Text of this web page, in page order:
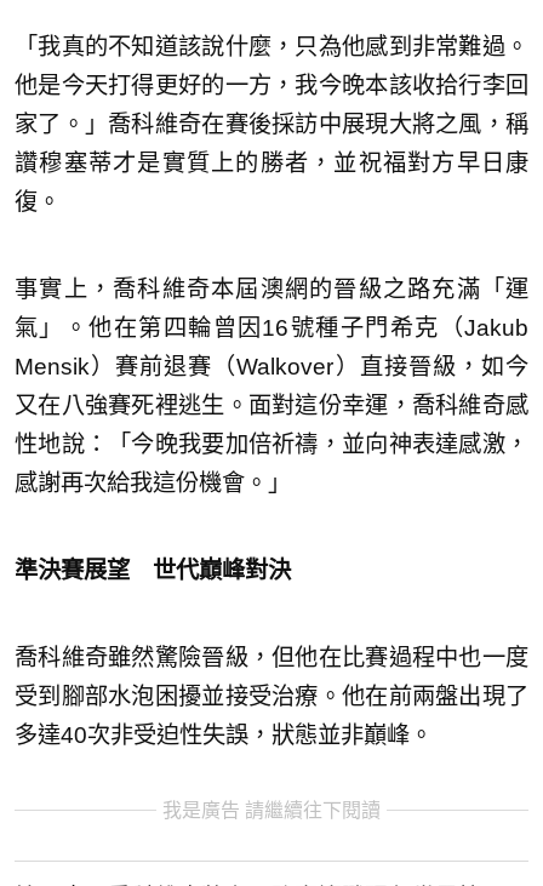
「我真的不知道該說什麼，只為他感到非常難過。
他是今天打得更好的一方，我今晚本該收拾行李回
家了。」喬科維奇在賽後採訪中展現大將之風，稱
讚穆塞蒂才是實質上的勝者，並祝福對方早日康
復。
事實上，喬科維奇本屆澳網的晉級之路充滿「運
氣」。他在第四輪曾因16號種子門希克（Jakub
Mensik）賽前退賽（Walkover）直接晉級，如今
又在八強賽死裡逃生。面對這份幸運，喬科維奇感
性地說：「今晚我要加倍祈禱，並向神表達感激，
感謝再次給我這份機會。」
準決賽展望 世代巔峰對決
喬科維奇雖然驚險晉級，但他在比賽過程中也一度
受到腳部水泡困擾並接受治療。他在前兩盤出現了
多達40次非受迫性失誤，狀態並非巔峰。
我是廣告 請繼續往下閱讀